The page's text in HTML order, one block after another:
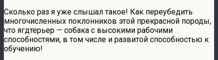
Сколько раз я уже слышал такое! Как переубедить
многочисленных поклонников этой прекрасной породы,
что ягдтерьер — собака с высокими рабочими
способностями, в том числе и развитой способностью к
обучению!